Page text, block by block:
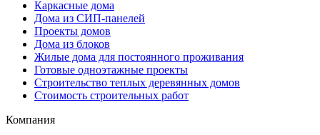
Каркасные дома
Дома из СИП-панелей
Проекты домов
Дома из блоков
Жилые дома для постоянного проживания
Готовые одноэтажные проекты
Строительство теплых деревянных домов
Стоимость строительных работ
Компания